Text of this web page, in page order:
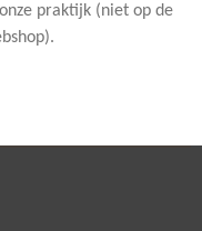
praktijk (niet op de